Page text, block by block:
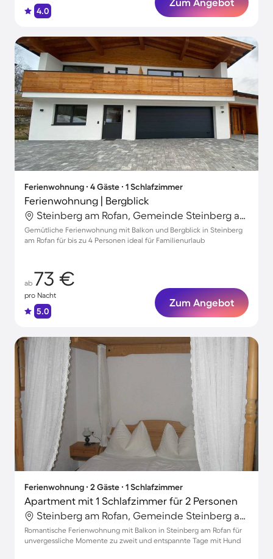
4.0
Ferienwohnung ∙ 4 Gäste ∙ 1 Schlafzimmer
Ferienwohnung | Bergblick
Steinberg am Rofan, Gemeinde Steinberg am Rofan, Österreich
Gemütliche Ferienwohnung mit Balkon und Bergblick in Steinberg
am Rofan für bis zu 4 Personen ideal für Familienurlaub
ab 73 €
pro Nacht
5.0
Zum Angebot
Ferienwohnung ∙ 2 Gäste ∙ 1 Schlafzimmer
Apartment mit 1 Schlafzimmer für 2 Personen
Steinberg am Rofan, Gemeinde Steinberg am Rofan, Österreich
Romantische Ferienwohnung mit Balkon in Steinberg am Rofan für
unvergessliche Momente zu zweit und entspannte Tage mit Hund